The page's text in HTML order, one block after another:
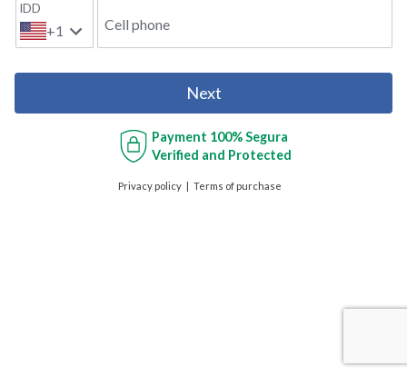
IDD
+1 Cell phone
Next
Payment 100% Segura
Verified and Protected
Privacy policy Terms of purchase